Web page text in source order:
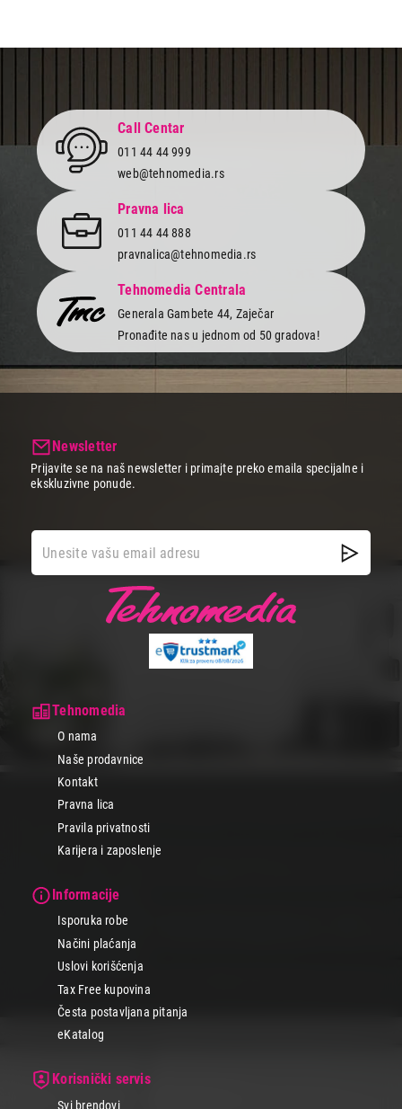
Call Centar
011 44 44 999
web@tehnomedia.rs
Pravna lica
011 44 44 888
pravnalica@tehnomedia.rs
Tehnomedia Centrala
Generala Gambete 44, Zaječar
Pronađite nas u jednom od 50 gradova!
Tehnomedia
O nama
Naše prodavnice
Kontakt
Pravna lica
Pravila privatnosti
Karijera i zaposlenje
Informacije
Isporuka robe
Načini plaćanja
Uslovi korišćenja
Tax Free kupovina
Česta postavljana pitanja
eKatalog
Korisnički servis
Svi brendovi
Newsletter
Prijavite se na naš newsletter i primajte preko emaila specijalne i
ekskluzivne ponude.